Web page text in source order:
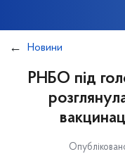
Новини
РНБО під